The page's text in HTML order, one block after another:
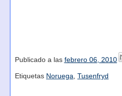
Publicado a las febrero 06, 2010
Etiquetas Noruega Tusenfryd